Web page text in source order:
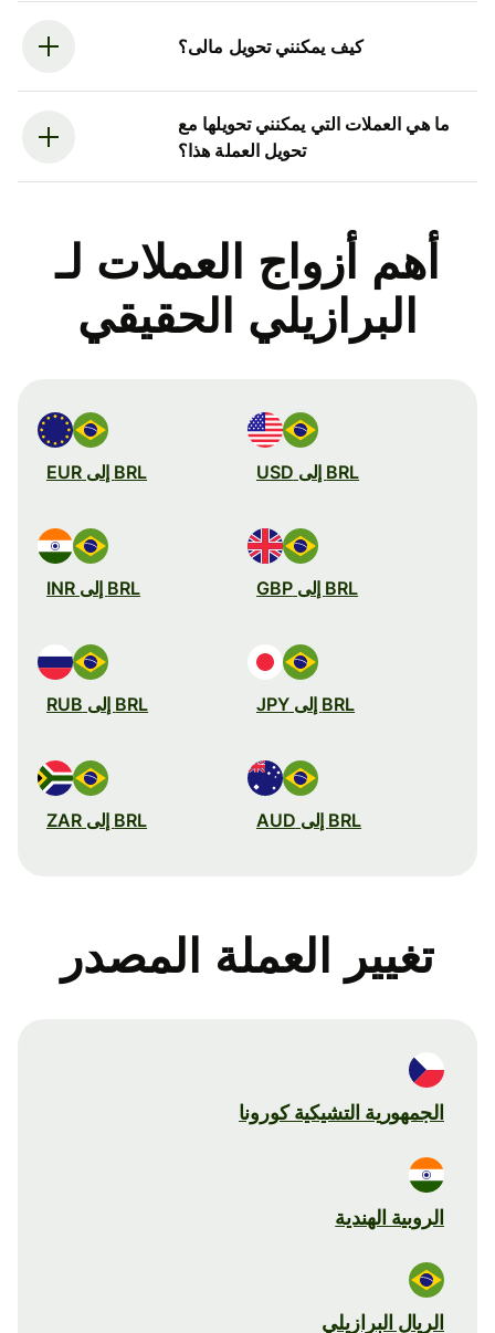
كيف يمكنني تحويل مالى؟
ما هي العملات التي يمكنني تحويلها مع
تحويل العملة هذا؟
أهم أزواج العملات لـ
البرازيلي الحقيقي
BRL إلى USD BRL إلى EUR
BRL إلى GBP BRL إلى INR
BRL إلى JPY BRL إلى RUB
BRL إلى AUD BRL إلى ZAR
تغيير العملة المصدر
الجمهورية التشيكية كورونا
الروبية الهندية
الريال البرازيلي